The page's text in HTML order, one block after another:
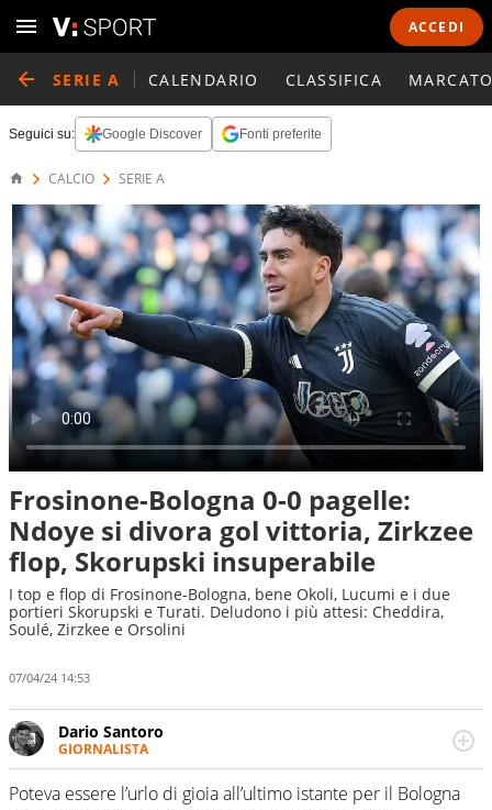
ACCEDI
SERIE A CALENDARIO CLASSIFICA
Seguici su: Google Discover Fonti preferite
CALCIO SERIE A
Frosinone-Bologna 0-0 pagelle:
Ndoye si divora gol vittoria, Zirkzee
flop, Skorupski insuperabile
I top e flop di Frosinone-Bologna, bene Okoli, Lucumi e i due
portieri Skorupski e Turati. Deludono i più attesi: Cheddira,
Soulé, Zirzkee e Orsolini
07/04/24 14:53
Dario Santoro
GIORNALISTA
Scrive, commenta, racconta lo sport in tutte le
sfaccettature. Tocca l'apice quando ha modo di
Poteva essere l’urlo di gioia all’ultimo istante per il Bologna